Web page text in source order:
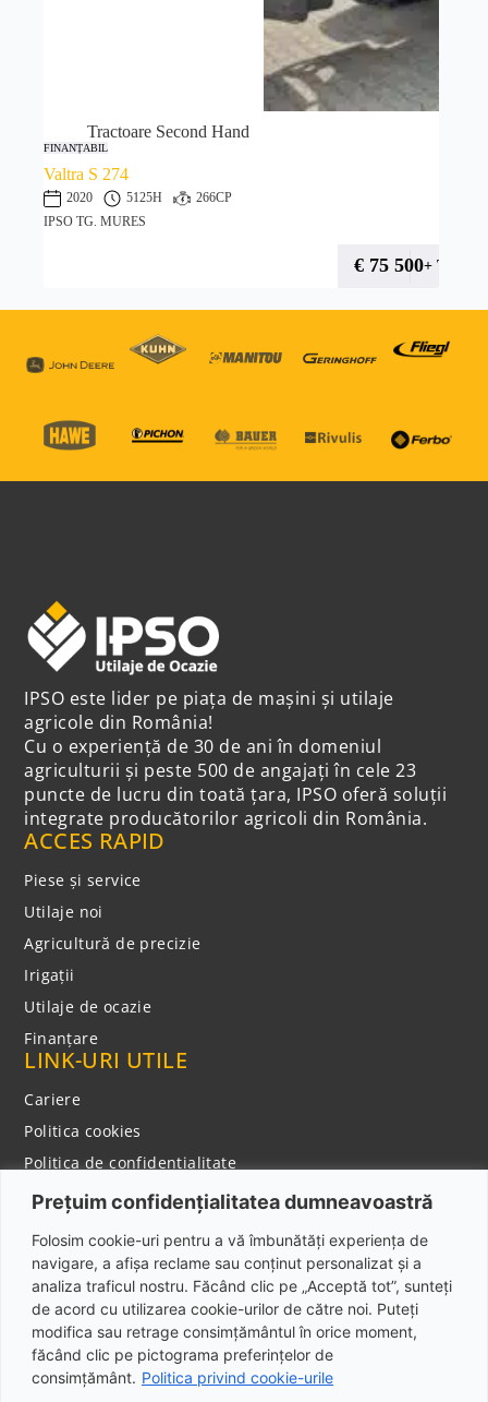
Prețuim confidențialitatea dumneavoastră
Folosim cookie-uri pentru a vă îmbunătăți experiența de
navigare, a afișa reclame sau conținut personalizat și a
analiza traficul nostru. Făcând clic pe „Acceptă tot”, sunteți
de acord cu utilizarea cookie-urilor de către noi. Puteți
modifica sau retrage consimțământul în orice moment,
făcând clic pe pictograma preferințelor de
consimțământ. Politica privind cookie-urile
Tractoare Second Hand
FINANȚABIL
Valtra S 274
2020 5125H
266CP
IPSO TG. MURES
€ 75 500+ TVA
IPSO este lider pe piața de mașini și utilaje
agricole din România!
Cu o experiență de 30 de ani în domeniul
agriculturii și peste 500 de angajați în cele 23
puncte de lucru din toată țara, IPSO oferă soluții
integrate producătorilor agricoli din România.
ACCES RAPID
Piese și service
Utilaje noi
Agricultură de precizie
Irigații
Utilaje de ocazie
Finanțare
LINK-URI UTILE
Cariere
Politica cookies
Politica de confidentialitate
Notificare privind colectarea datelor cu caracter
personal
CONTACT
Adresa: Şos. Bucureşti-Târgovişte, NR. 174 D,
Mogoşoaia, Jud. Ilfov, Cod poștal: 077135
Telefon: +40 373 800 222
Email: used@ipso.ro